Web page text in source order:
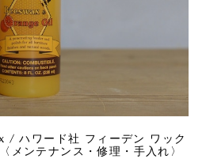
ハワード社 フィーデン ワック
ンテナンス・修理・手入れ〉